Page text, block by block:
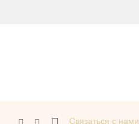
Связаться с нами